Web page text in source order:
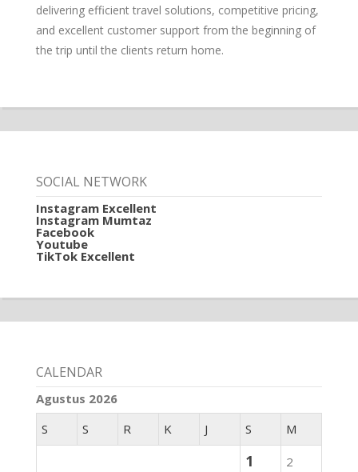
delivering efficient travel solutions, competitive pricing,
and excellent customer support from the beginning of
the trip until the clients return home.
SOCIAL NETWORK
Instagram Excellent
Instagram Mumtaz
Facebook
Youtube
TikTok Excellent
CALENDAR
Agustus 2026
S
S R K J S M
1 2